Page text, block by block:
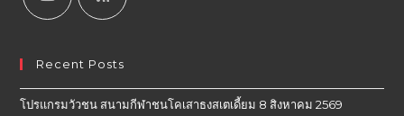
Recent Posts
โปรแกรมวัวชน สนามกีฬาชนโคเสาธงสเตเดี้ยม 8 สิงหาคม 2569